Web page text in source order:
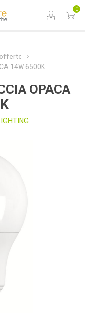
0
14W 6500K
OPACA